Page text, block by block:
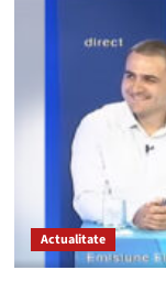
Radu
ajuns
Curtea
Edilul
suspect
de
luare
de
Actualitate